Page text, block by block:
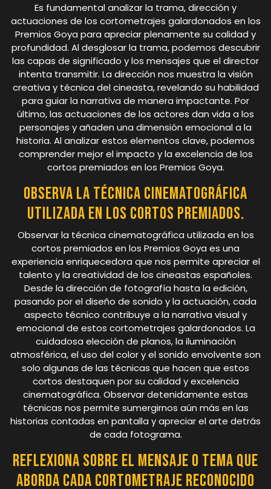
Es fundamental analizar la trama, dirección y
actuaciones de los cortometrajes galardonados en los
Premios Goya para apreciar plenamente su calidad y
profundidad. Al desglosar la trama, podemos descubrir
las capas de significado y los mensajes que el director
intenta transmitir. La dirección nos muestra la visión
creativa y técnica del cineasta, revelando su habilidad
para guiar la narrativa de manera impactante. Por
último, las actuaciones de los actores dan vida a los
personajes y añaden una dimensión emocional a la
historia. Al analizar estos elementos clave, podemos
comprender mejor el impacto y la excelencia de los
cortos premiados en los Premios Goya.
Observa la técnica cinematográfica
utilizada en los cortos premiados.
Observar la técnica cinematográfica utilizada en los
cortos premiados en los Premios Goya es una
experiencia enriquecedora que nos permite apreciar el
talento y la creatividad de los cineastas españoles.
Desde la dirección de fotografía hasta la edición,
pasando por el diseño de sonido y la actuación, cada
aspecto técnico contribuye a la narrativa visual y
emocional de estos cortometrajes galardonados. La
cuidadosa elección de planos, la iluminación
atmosférica, el uso del color y el sonido envolvente son
solo algunas de las técnicas que hacen que estos
cortos destaquen por su calidad y excelencia
cinematográfica. Observar detenidamente estas
técnicas nos permite sumergirnos aún más en las
historias contadas en pantalla y apreciar el arte detrás
de cada fotograma.
Reflexiona sobre el mensaje o tema que
aborda cada cortometraje reconocido